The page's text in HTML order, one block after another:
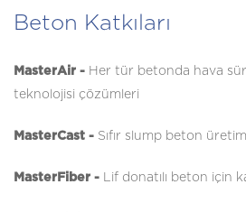
Beton Katkıları
MasterAir - Her tür betonda hava
teknolojisi çözümleri
MasterCast - Sıfır slump beton
MasterFiber - Lif donatılı beton için